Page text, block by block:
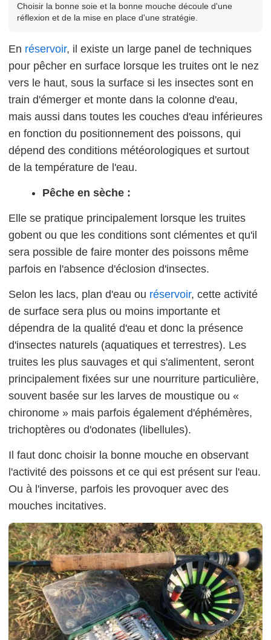
Choisir la bonne soie et la bonne mouche découle d'une
réflexion et de la mise en place d'une stratégie.
En réservoir, il existe un large panel de techniques
pour pêcher en surface lorsque les truites ont le nez
vers le haut, sous la surface si les insectes sont en
train d'émerger et monte dans la colonne d'eau,
mais aussi dans toutes les couches d'eau inférieures
en fonction du positionnement des poissons, qui
dépend des conditions météorologiques et surtout
de la température de l'eau.
Pêche en sèche :
Elle se pratique principalement lorsque les truites
gobent ou que les conditions sont clémentes et qu'il
sera possible de faire monter des poissons même
parfois en l'absence d'éclosion d'insectes.
Selon les lacs, plan d'eau ou réservoir, cette activité
de surface sera plus ou moins importante et
dépendra de la qualité d'eau et donc la présence
d'insectes naturels (aquatiques et terrestres). Les
truites les plus sauvages et qui s'alimentent, seront
principalement fixées sur une nourriture particulière,
souvent basée sur les larves de moustique ou «
chironome » mais parfois également d'éphémères,
trichoptères ou d'odonates (libellules).
Il faut donc choisir la bonne mouche en observant
l'activité des poissons et ce qui est présent sur l'eau.
Ou à l'inverse, parfois les provoquer avec des
mouches incitatives.